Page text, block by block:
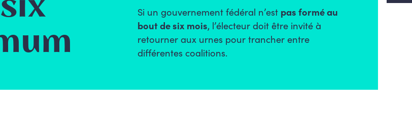
Si un gouvernement fédéral n’est pas formé au
bout de six mois, l’électeur doit être invité à
retourner aux urnes pour trancher entre
différentes coalitions.